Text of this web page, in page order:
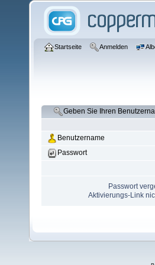
Startseite Anmelden
Geben Sie Ihren
Benutzername
Passwort
Passwort
Aktivierungs-Link